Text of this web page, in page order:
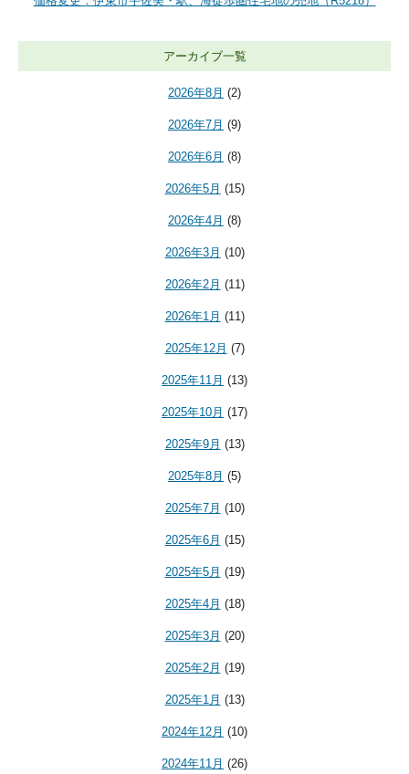
アーカイブ一覧
2026年8月 (2)
2026年7月 (9)
2026年6月 (8)
2026年5月 (15)
2026年4月 (8)
2026年3月 (10)
2026年2月 (11)
2026年1月 (11)
2025年12月 (7)
2025年11月 (13)
2025年10月 (17)
2025年9月 (13)
2025年8月 (5)
2025年7月 (10)
2025年6月 (15)
2025年5月 (19)
2025年4月 (18)
2025年3月 (20)
2025年2月 (19)
2025年1月 (13)
2024年12月 (10)
2024年11月 (26)